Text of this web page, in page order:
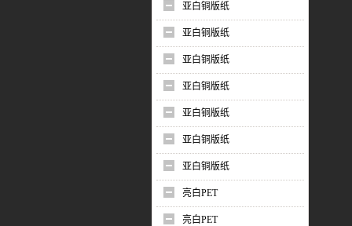
亚白铜版纸
亚白铜版纸
亚白铜版纸
亚白铜版纸
亚白铜版纸
亚白铜版纸
亚白铜版纸
亮白PET
亮白PET